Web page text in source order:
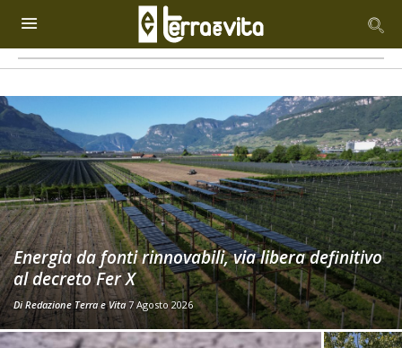
Energia da fonti rinnovabili, via libera definitivo
al decreto Fer X
Di Redazione Terra e Vita 7 Agosto 2026